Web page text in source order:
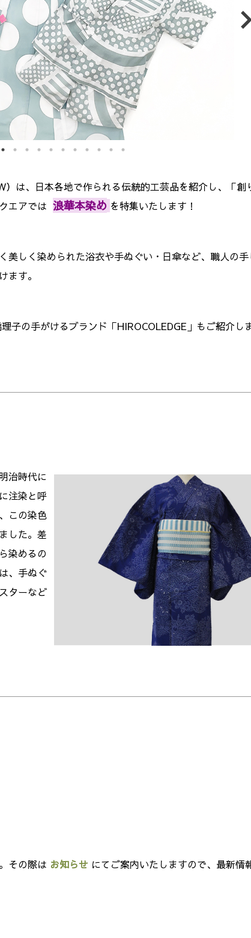
は、日本各地で作られる伝統的工芸品を紹介し、「創
エアでは 浪華本染め を特集いたします！
美しく染められた浴衣や手ぬぐい・日傘など、職人の手
ます。
子の手がけるブランド「HIROCOLEDGE」もご紹介しま
治時代に
注染と呼
この染色
した。差
染めるの
、手ぬぐ
ターなど
その際は お知らせ にてご案内いたしますので、最新情